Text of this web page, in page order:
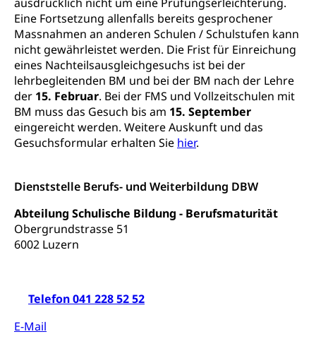
Eine Fortsetzung allenfalls bereits gesprochener
Massnahmen an anderen Schulen / Schulstufen kann
nicht gewährleistet werden. Die Frist für Einreichung
eines Nachteilsausgleichgesuchs ist bei der
lehrbegleitenden BM und bei der BM nach der Lehre
der 15. Februar. Bei der FMS und Vollzeitschulen mit
BM muss das Gesuch bis am 15. September
eingereicht werden. Weitere Auskunft und das
Gesuchsformular erhalten Sie hier.
Dienststelle Berufs- und Weiterbildung DBW
Abteilung Schulische Bildung - Berufsmaturität
Obergrundstrasse 51
6002 Luzern
Telefon 041 228 52 52
E-Mail
Werkankäufe, Kunstankäufe, Kunst und Bau, Schule
und Kultur, Kulturgesuche, Kulturvermittlung
Kulturförderung und Vermittlung
Angebote für Schulklassen
Zentralschweizer Filmförderung
Mobilität
Schiene und öffentlicher Verkehr
Schienenverkehr, Zugverkehr, Bahnverkehr,
Verkehrsverbund Luzern VVL
Öffentlicher Verkehr Luzern Mobil
Schifffahrt
Schiffsverkehr, Binnenschifffahrt, Seeschifffahrt,
Flussschifffahrt
leistungsabhängige Schwerverkehrsabgabe,
Langsamverkehr, Transportmittel, Auto, Motorrad,
Individualverkehr